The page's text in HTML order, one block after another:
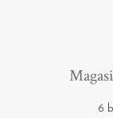
6